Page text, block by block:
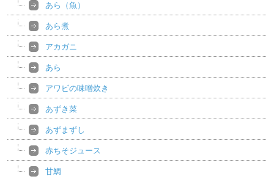
あら（魚）
あら煮
アカガニ
あら
アワビの味噌炊き
あずき菜
あずまずし
赤ちそジュース
甘鯛